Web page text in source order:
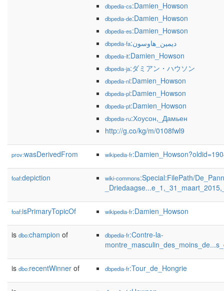
dbpedia-cs:Damien_Howson
dbpedia-de:Damien_Howson
dbpedia-es:Damien_Howson
dbpedia-fa :دیمین_هاوسون
dbpedia-it:Damien_Howson
dbpedia-ja:ダミアン・ハウソン
dbpedia-nl:Damien_Howson
dbpedia-pl:Damien_Howson
dbpedia-pt:Damien_Howson
dbpedia-ru:Хоусон,_Дамьен
http://g.co/kg/m/0108fwl9
prov:wasDerivedFrom wikipedia-fr
foaf:depiction wiki-commons:Special:FilePath/
foaf:isPrimaryTopicOf wikipedia-fr:Damien_Howson
is dbo:champion of dbpedia-fr:Contre-la-
is dbo:recentWinner of dbpedia-fr:Tour_de_Hongrie